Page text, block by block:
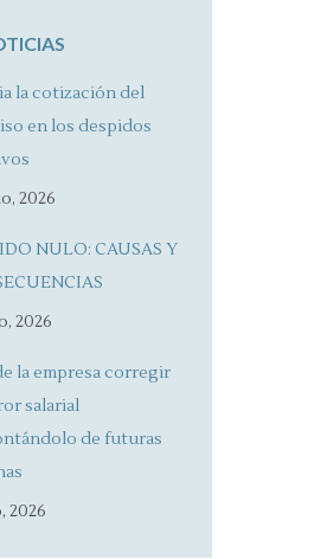
la cotización del
en los despidos
2026
NULO: CAUSAS Y
2026
la empresa corregir
salarial
de futuras
2026